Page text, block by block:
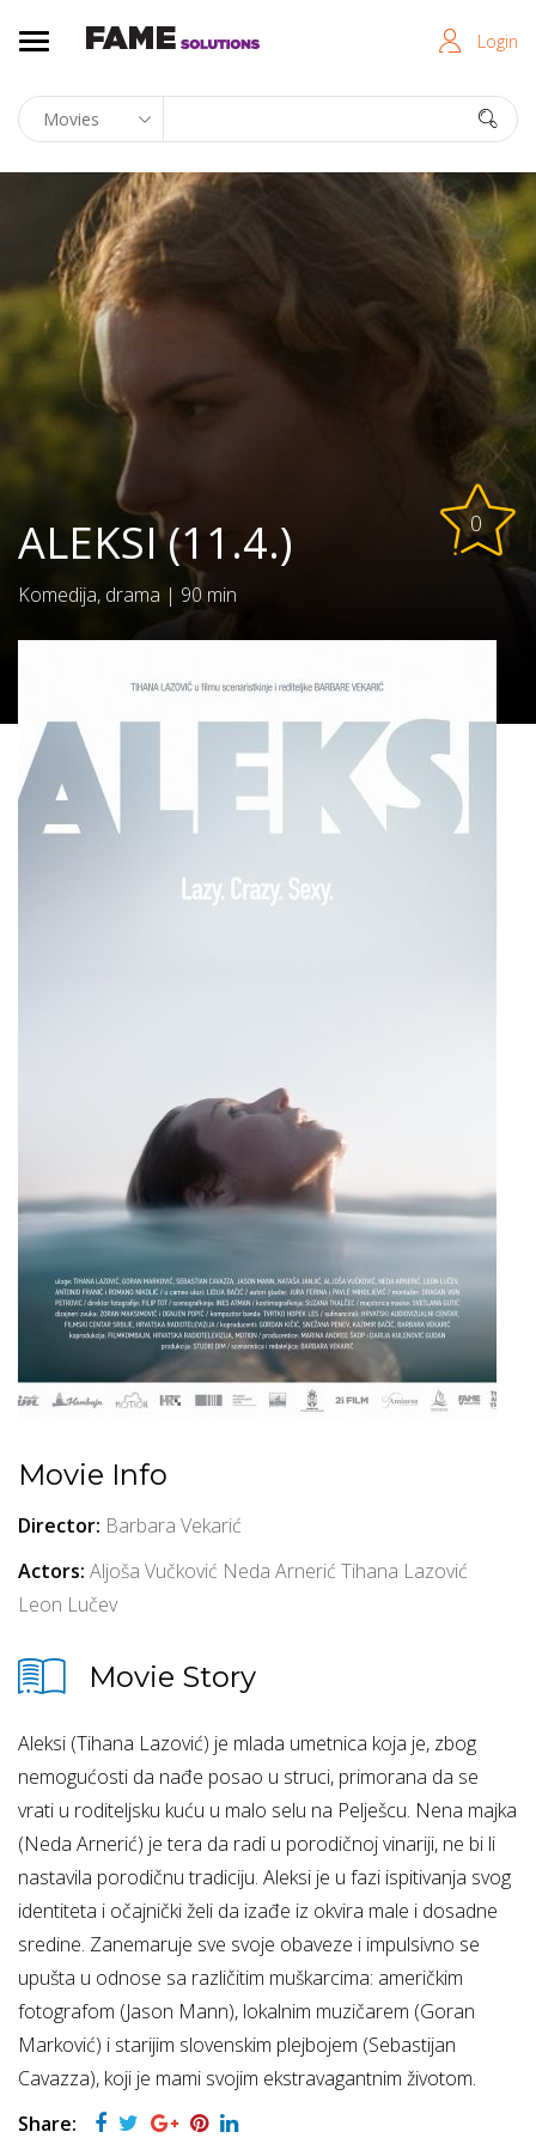
Login
ALEKSI (11.4.)
Komedija, drama | 90 min
0
Movie Info
Director: Barbara Vekarić
Actors: Aljoša Vučković Neda Arnerić Tihana Lazović
Leon Lučev
Movie Story
Aleksi (Tihana Lazović) je mlada umetnica koja je, zbog
nemogućosti da nađe posao u struci, primorana da se
vrati u roditeljsku kuću u malo selu na Pelješcu. Nena majka
(Neda Arnerić) je tera da radi u porodičnoj vinariji, ne bi li
nastavila porodičnu tradiciju. Aleksi je u fazi ispitivanja svog
identiteta i očajnički želi da izađe iz okvira male i dosadne
sredine. Zanemaruje sve svoje obaveze i impulsivno se
upušta u odnose sa različitim muškarcima: američkim
fotografom (Jason Mann), lokalnim muzičarem (Goran
Marković) i starijim slovenskim plejbojem (Sebastijan
Cavazza), koji je mami svojim ekstravagantnim životom.
Share: